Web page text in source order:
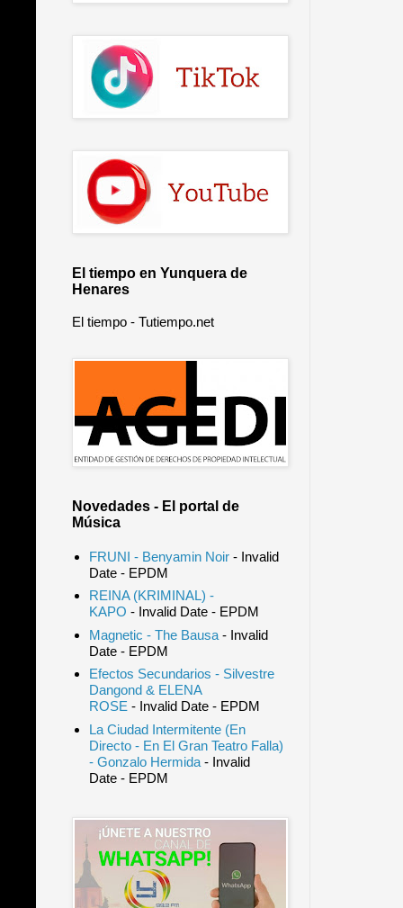
El tiempo en Yunquera de
Henares
El tiempo - Tutiempo.net
Novedades - El portal de
Música
FRUNI - Benyamin Noir- Invalid
Date- EPDM
REINA (KRIMINAL) -
KAPO - Invalid Date- EPDM
Magnetic - The Bausa- Invalid
Date- EPDM
Efectos Secundarios - Silvestre
Dangond & ELENA
ROSE - Invalid Date- EPDM
La Ciudad Intermitente (En
Directo - En El Gran Teatro Falla)
- Gonzalo Hermida- Invalid
Date- EPDM